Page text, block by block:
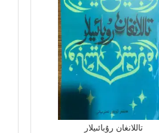
تاللانغان رۇبائىيلار